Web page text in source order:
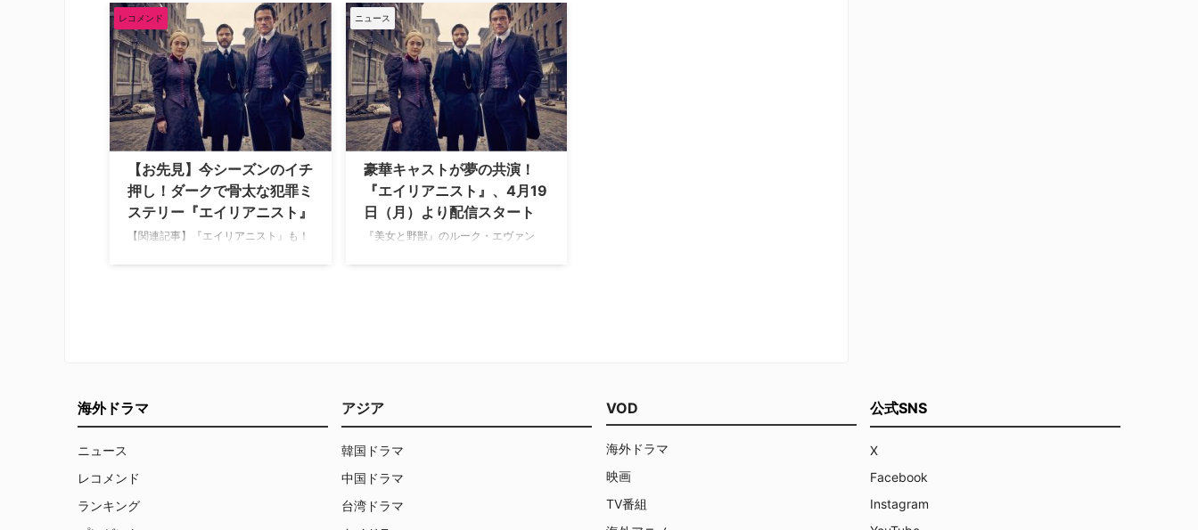
画スターが共演し、謎の連続猟奇殺人
と腐敗した街NYに渦巻く凶気に挑
み、想像を絶した事件の闇にプロファ
イルを繰り広げる最新サイコスリラー
『エイリアニスト NY殺人ファイ
ル』。そのDVDがいよいよNBCユニバ
ーサル・エンターテイメントより本日
4月24日（水…
アメリカ』のダニエル・ブリュール、
『アイjavascript:void(0);・アム・サ
ム』のダコタ・ファニングという豪華
映画俳優陣の共演が話題の犯罪ミステ
リードラマ『エイリアニスト NY殺人
ファイル』のDVDが4月24日（水）よ
りリリースとなる。 【関…
レコメンド
【お先見】今シーズンのイチ
押し！ダークで骨太な犯罪ミ
ステリー『エイリアニスト』
【関連記事】『エイリアニスト』も！
ニュース
豪華キャストが夢の共演！
『エイリアニスト』、4月19
日（月）より配信スタート
『美女と野獣』のルーク・エヴァン
海外ドラマ
ニュース
レコメンド
ランキング
アジア
韓国ドラマ
中国ドラマ
台湾ドラマ
VOD
海外ドラマ
映画
TV番組
公式SNS
X
Facebook
Instagram